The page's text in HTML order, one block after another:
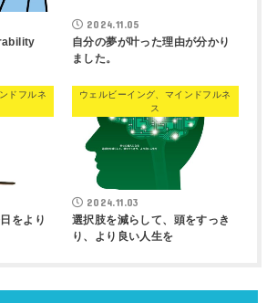
2024.11.05
自分の夢が叶った理由が分かり
ました。
ドフルネ
をより
ウェルビーイング、マインドフルネ
ス
2024.11.03
選択肢を減らして、頭をすっき
り、より良い人生を